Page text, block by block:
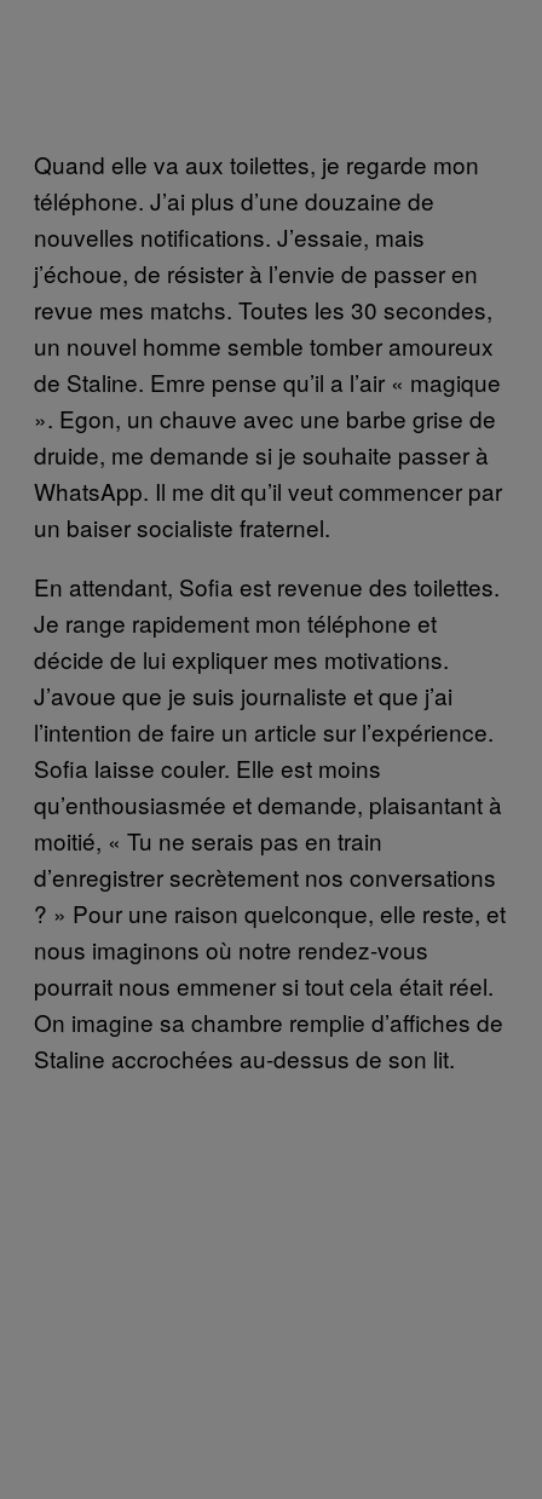
Quand elle va aux toilettes, je regarde mon
téléphone. J’ai plus d’une douzaine de
nouvelles notifications. J’essaie, mais
j’échoue, de résister à l’envie de passer en
revue mes matchs. Toutes les 30 secondes,
un nouvel homme semble tomber amoureux
de Staline. Emre pense qu’il a l’air « magique
». Egon, un chauve avec une barbe grise de
druide, me demande si je souhaite passer à
WhatsApp. Il me dit qu’il veut commencer par
un baiser socialiste fraternel.
En attendant, Sofia est revenue des toilettes.
Je range rapidement mon téléphone et
décide de lui expliquer mes motivations.
J’avoue que je suis journaliste et que j’ai
l’intention de faire un article sur l’expérience.
Sofia laisse couler. Elle est moins
qu’enthousiasmée et demande, plaisantant à
moitié, « Tu ne serais pas en train
d’enregistrer secrètement nos conversations
? » Pour une raison quelconque, elle reste, et
nous imaginons où notre rendez-vous
pourrait nous emmener si tout cela était réel.
On imagine sa chambre remplie d’affiches de
Staline accrochées au-dessus de son lit.